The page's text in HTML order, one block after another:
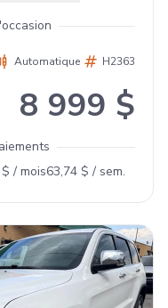
Automatique H2363
8 999 $
/ mois63,74 $ / sem.